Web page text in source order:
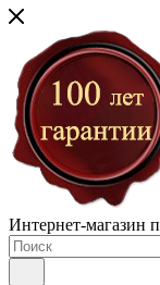
Интернет-магазин